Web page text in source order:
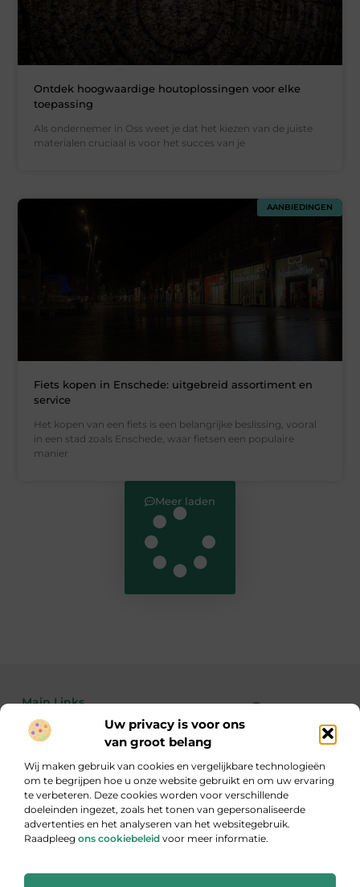
Uw privacy is voor ons
van groot belang
Wij maken gebruik van cookies en vergelijkbare technologieën
om te begrijpen hoe u onze website gebruikt en om uw ervaring
te verbeteren. Deze cookies worden voor verschillende
doeleinden ingezet, zoals het tonen van gepersonaliseerde
advertenties en het analyseren van het websitegebruik.
Raadpleeg ons cookiebeleid voor meer informatie.
Ontdek hoogwaardige houtoplossingen voor elke
toepassing
Als ondernemer in Oss weet je dat het kiezen van de juiste
materialen cruciaal is voor het succes van je
AANBIEDINGEN
Fiets kopen in Enschede: uitgebreid assortiment en
service
Het kopen van een fiets is een belangrijke beslissing, vooral
in een stad zoals Enschede, waar fietsen een populaire
manier
Meer laden
Main Links
Bekende Nederlanders
Inzicht, inspiratie en informatie
Een gevarieerde verzameling blogs die je aan het denken zet.